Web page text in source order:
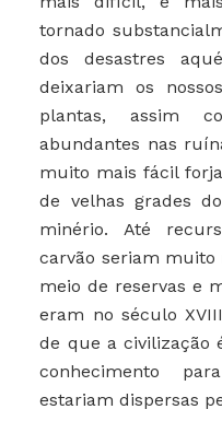
tornado
dos desastres
deixariam os
plantas, assim
abundantes nas
muito mais fácil
de velhas grades
minério. Até
carvão seriam muito
meio de reservas e
eram no século
de que a civilização
conhecimento
estariam dispersas